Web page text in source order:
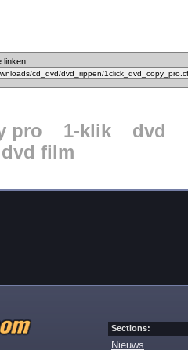
linken:
pro
1-klik dvd
dvd film
Sections:
Nieuws